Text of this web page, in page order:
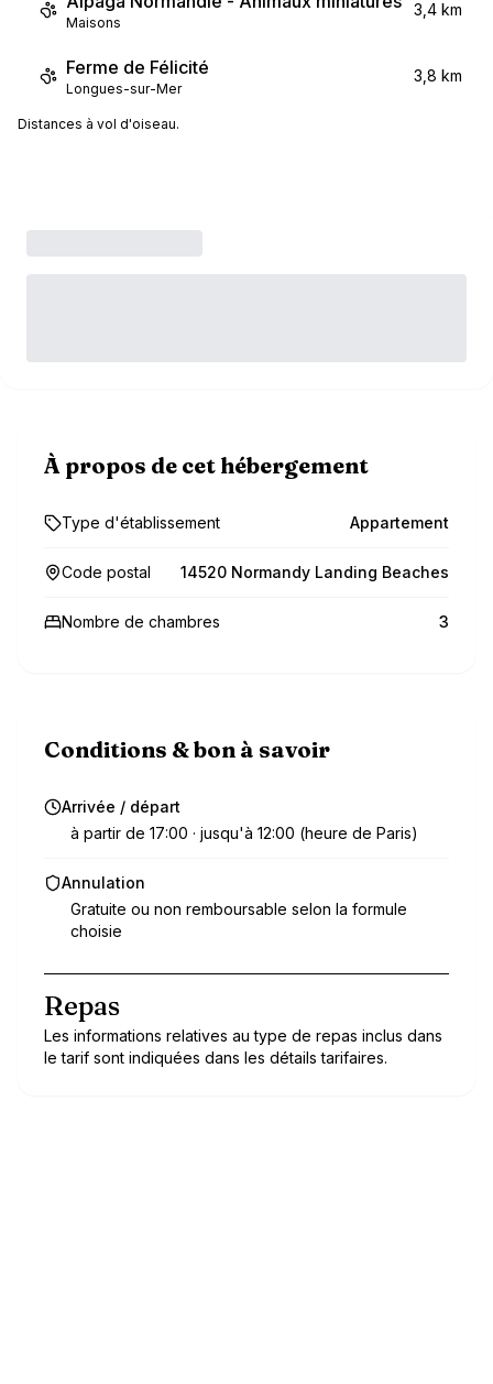
Maisons
3,4 km
Ferme de Félicité
Longues-sur-Mer
3,8 km
Distances à vol d'oiseau.
À propos de cet hébergement
Type d'établissement Appartement
Code postal 14520 Normandy Landing Beaches
Nombre de chambres 3
Conditions & bon à savoir
Arrivée / départ
à partir de 17:00 · jusqu'à 12:00 (heure de Paris)
Annulation
Gratuite ou non remboursable selon la formule
choisie
Repas
Les informations relatives au type de repas inclus dans
le tarif sont indiquées dans les détails tarifaires.